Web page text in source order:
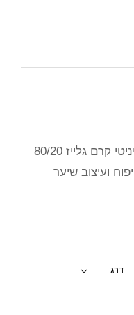
היה הראשון לכתוב סקירה “אינפיניטי קרם גלייז 80/20
ועיצוב שיער